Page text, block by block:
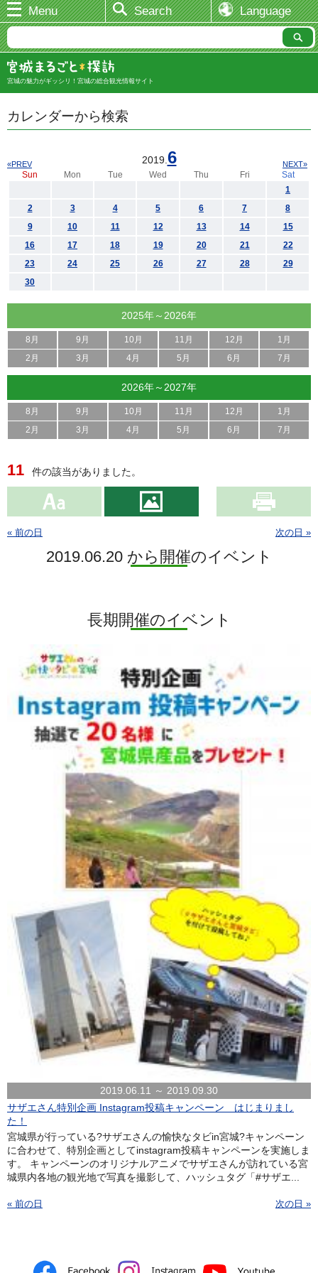
Menu Search Language
宮城の魅力がギッシリ！宮城の総合観光情報サイト
カレンダーから検索
2019. 6
«PREV NEXT»
Sun Mon Tue Wed Thu Fri
Sat
1
2
3 4 5 6 7
8
9
10 11 12 13 14
15
16
17 18 19 20 21
22
23
24 25 26 27 28
29
30
2025年～2026年
8月 9月 10月 11月 12月
1月
2月
3月 4月 5月 6月 7月
2026年～2027年
8月 9月 10月 11月 12月
1月
2月
3月 4月 5月 6月 7月
11 件の該当がありました。
« 前の日 次の日 »
2019.06.20 から開催のイベント
長期開催のイベント
2019.06.11 ～ 2019.09.30
サザエさん特別企画 Instagram投稿キャンペーン はじまりまし
た！
宮城県が行っている?サザエさんの愉快なタビin宮城?キャンペーン
に合わせて、特別企画としてinstagram投稿キャンペーンを実施しま
す。 キャンペーンのオリジナルアニメでサザエさんが訪れている宮
城県内各地の観光地で写真を撮影して、ハッシュタグ「#サザエ...
« 前の日 次の日 »